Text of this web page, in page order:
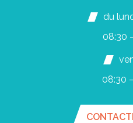
du
08:30
08:30